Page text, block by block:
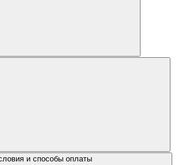
и способы оплаты